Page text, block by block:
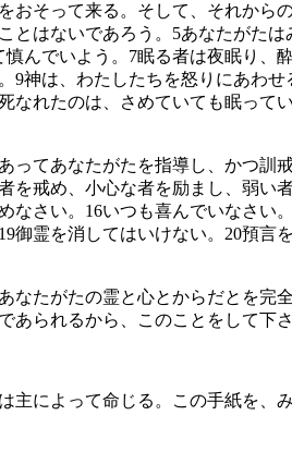
そって来る。そして、それから
とはないであろう。 5あなたがたは
んでいよう。 7眠る者は夜眠り、
9神は、わたしたちを怒りにあわ
なれたのは、さめていても眠って
てあなたがたを指導し、かつ訓
を戒め、小心な者を励まし、弱い
なさい。 16いつも喜んでいなさい。
19御霊を消してはいけない。 20預言
たがたの霊と心とからだとを
あられるから、このことをして下さ
主によって命じる。この手紙を、